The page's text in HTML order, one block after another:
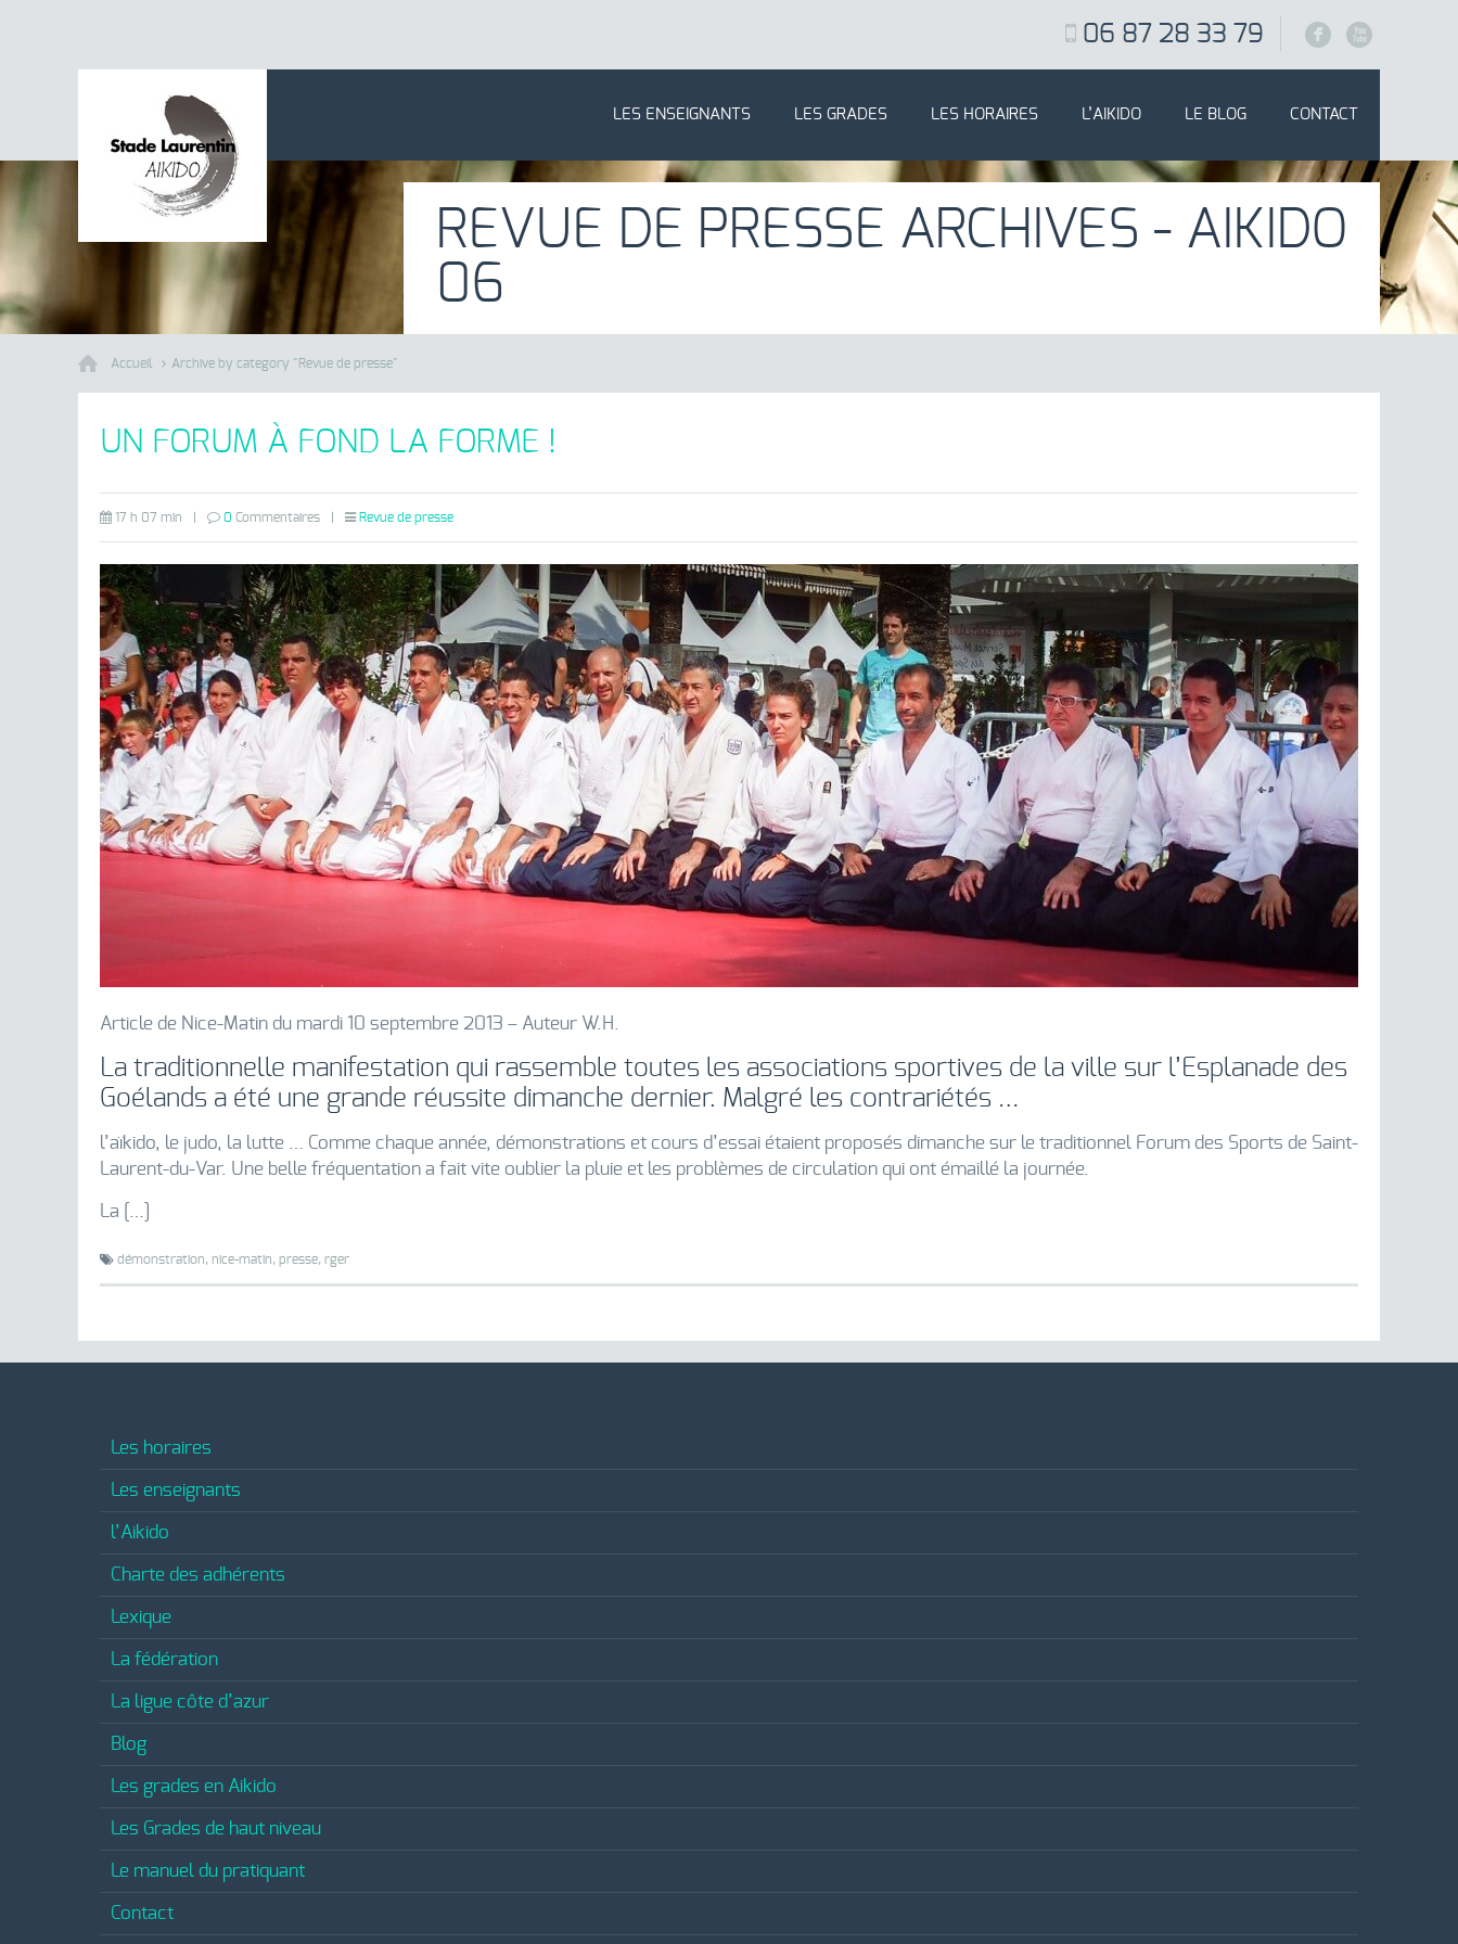
F X
06 87 28 33 79
LES ENSEIGNANTS LES GRADES LES HORAIRES L’AIKIDO LE BLOG CONTACT
REVUE DE PRESSE ARCHIVES - AIKIDO
06
Accueil Archive by category "Revue de presse"
UN FORUM À FOND LA FORME !
17 h 07 min 0 Commentaires Revue de presse
Article de Nice-Matin du mardi 10 septembre 2013 – Auteur W.H.
La traditionnelle manifestation qui rassemble toutes les associations sportives de la ville sur l’Esplanade des
Goélands a été une grande réussite dimanche dernier. Malgré les contrariétés …
l’aïkido, le judo, la lutte … Comme chaque année, démonstrations et cours d’essai étaient proposés dimanche sur le traditionnel Forum des Sports de Saint-
Laurent-du-Var. Une belle fréquentation a fait vite oublier la pluie et les problèmes de circulation qui ont émaillé la journée.
La […]
démonstration, nice-matin, presse, rger
Les horaires
Les enseignants
l’Aikido
Charte des adhérents
Lexique
La fédération
La ligue côte d’azur
Blog
Les grades en Aikido
Les Grades de haut niveau
Le manuel du pratiquant
Contact